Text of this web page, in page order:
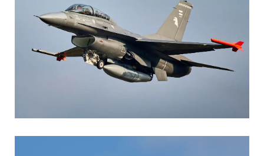
AGUSTIN BOFFI
Aviación Militar, Fuerza Aérea Argentina